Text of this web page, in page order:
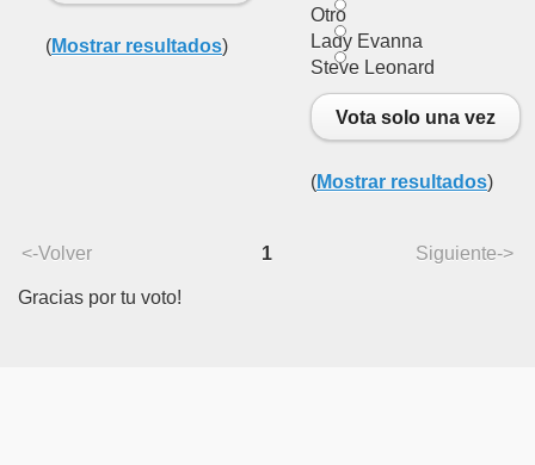
(Mostrar resultados)
Otro
Lady Evanna
Steve Leonard
Vota solo una vez
(Mostrar resultados)
<-Volver 1 Siguiente->
Gracias por tu voto!